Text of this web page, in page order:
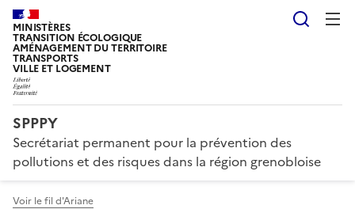
MINISTÈRES
TRANSITION ÉCOLOGIQUE
AMÉNAGEMENT DU TERRITOIRE
TRANSPORTS
VILLE ET LOGEMENT
SPPPY
Secrétariat permanent pour la prévention des
pollutions et des risques dans la région grenobloise
Voir le fil d'Ariane